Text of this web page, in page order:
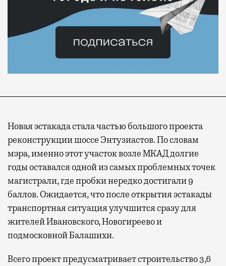
Новая эстакада стала частью большого проекта
реконструкции шоссе Энтузиастов. По словам
мэра, именно этот участок возле МКАД долгие
годы оставался одной из самых проблемных точек
магистрали, где пробки нередко достигали 9
баллов. Ожидается, что после открытия эстакады
транспортная ситуация улучшится сразу для
жителей Ивановского, Новогиреево и
подмосковной Балашихи.
Всего проект предусматривает строительство 3,6